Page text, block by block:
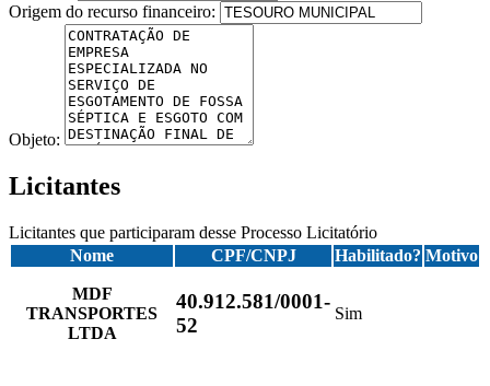
Origem do recurso financeiro:
Objeto:
Licitantes
Licitantes que participaram desse Processo Licitatório
Nome
CPF/CNPJ Habilitado? Motivo
MDF
TRANSPORTES
LTDA
40.912.581/0001-
52
Sim